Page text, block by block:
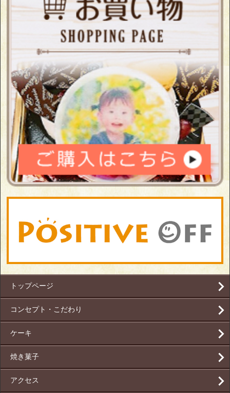
トップページ
コンセプト・こだわり
ケーキ
焼き菓子
アクセス